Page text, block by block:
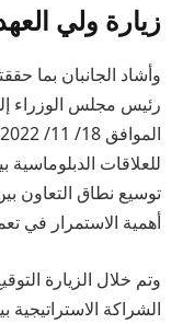
زيارة ولي
وأشاد الجانبان بما
للعلاقات الدبلوماسية
توسيع نطاق التعاون
أهمية الاستمرار في
وتم خلال الزيارة
الشراكة